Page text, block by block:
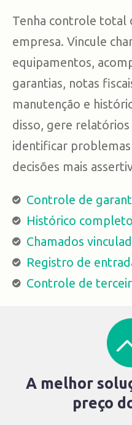
Tenha controle total
empresa. Vincule
equipamentos,
garantias, notas
manutenção e
disso, gere relatórios
identificar
decisões mais
Controle de
Histórico
Chamados
Registro de
Controle de
A melhor
preço